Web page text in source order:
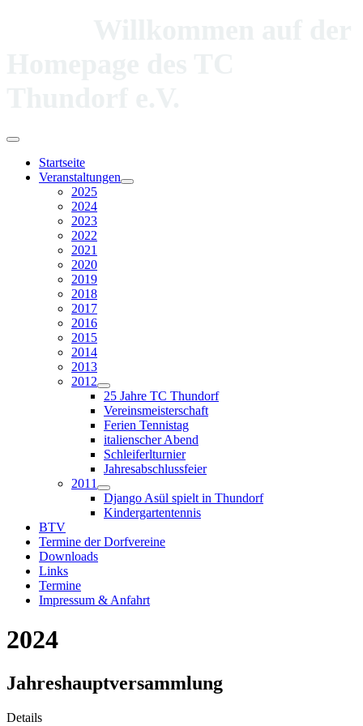
Startseite
Veranstaltungen
2025
2024
2023
2022
2021
2020
2019
2018
2017
2016
2015
2014
2013
2012
25 Jahre TC Thundorf
Vereinsmeisterschaft
Ferien Tennistag
italienscher Abend
Schleiferlturnier
Jahresabschlussfeier
2011
Django Asül spielt in Thundorf
Kindergartentennis
BTV
Termine der Dorfvereine
Downloads
Links
Termine
Impressum & Anfahrt
2024
Jahreshauptversammlung
Details